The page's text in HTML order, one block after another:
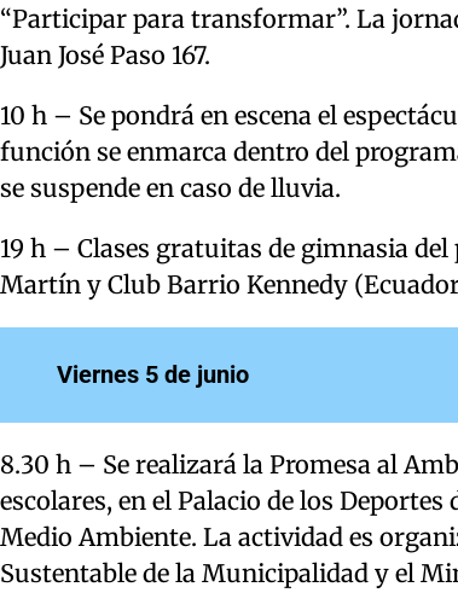
“Participar para transformar”. La
Juan José Paso 167.
10 h – Se pondrá en escena el
función se enmarca dentro del
se suspende en caso de lluvia.
19 h – Clases gratuitas de gimnasia
Martín y Club Barrio Kennedy
Viernes 5 de junio
8.30 h – Se realizará la Promesa al
escolares, en el Palacio de los
Medio Ambiente. La actividad es
Sustentable de la Municipalidad y el